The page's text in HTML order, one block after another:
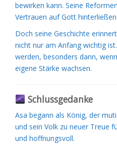
bewirken kann. Seine
Vertrauen auf Gott hinterließen
Doch seine Geschichte
nicht nur am Anfang wichtig
werden, besonders dann,
eigene Stärke wachsen.
Schlussgedanke
Asa begann als König, der
und sein Volk zu neuer Treue
und hoffnungsvoll.